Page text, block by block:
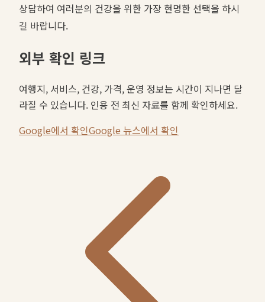
상담하여 여러분의 건강을 위한 가장 현명한 선택을 하시
길 바랍니다.
외부 확인 링크
여행지, 서비스, 건강, 가격, 운영 정보는 시간이 지나면 달
라질 수 있습니다. 인용 전 최신 자료를 함께 확인하세요.
Google에서 확인Google 뉴스에서 확인